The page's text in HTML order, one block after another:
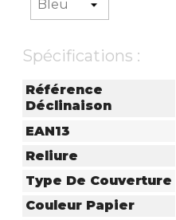
Spécifications :
Référence
Déclinaison
EAN13
Reliure
Type De Couverture
Couleur Papier